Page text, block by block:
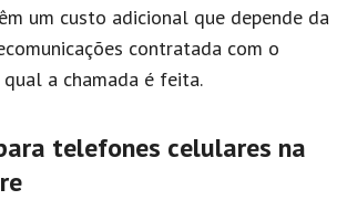
um custo adicional que depende da
contratada com o
a chamada é feita.
telefones celulares na